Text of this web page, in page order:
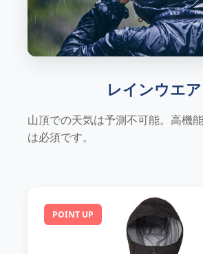
レインウエア
山頂での天気は予測不可能。高機
は必須です。
POINT UP